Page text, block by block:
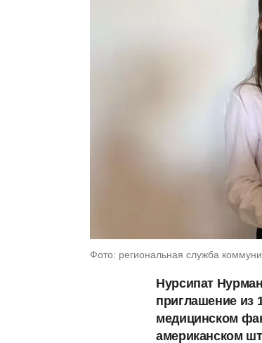
Фото: региональная служба
Нурсипат
приглашение из
медицинском
американском